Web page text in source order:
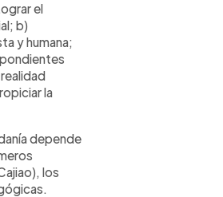
el
b)
y humana;
la
depende
los